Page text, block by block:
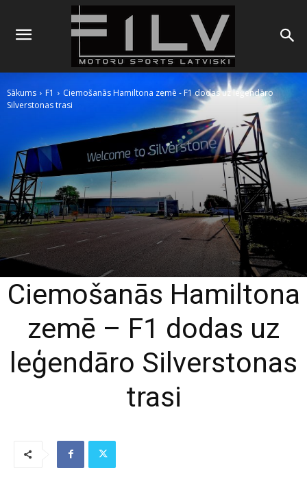
Sākums F1
Ciemošanās Hamiltona zemē - F1 dodas uz leģendāro
Silverstonas trasi
Ciemošanās Hamiltona
zemē – F1 dodas uz
leģendāro Silverstonas
trasi